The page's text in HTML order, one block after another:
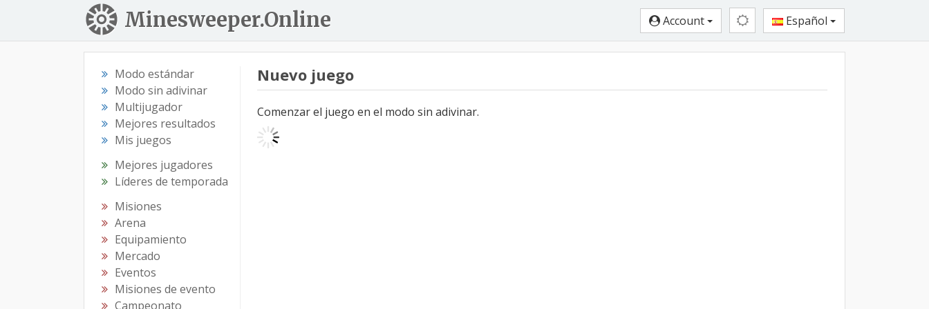
Minesweeper.Online Account Español
Modo estándar
Modo sin adivinar
Multijugador
Mejores resultados
Mis juegos
Mejores jugadores
Líderes de temporada
Misiones
Arena
Equipamiento
Mercado
Eventos
Misiones de evento
Campeonato
Nuevo juego
Comenzar el juego en el modo sin adivinar.